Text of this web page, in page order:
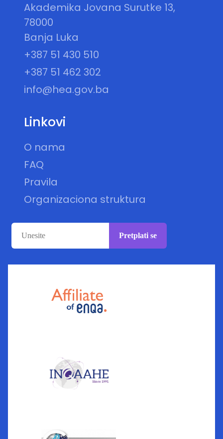
Akademika Jovana Surutke 13,
78000
Banja Luka
+387 51 430 510
+387 51 462 302
info@hea.gov.ba
Linkovi
O nama
FAQ
Pravila
Organizaciona struktura
Pretplati se